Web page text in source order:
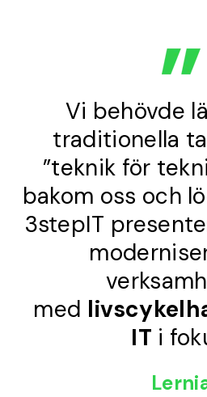
Vi behövde
traditionella
”teknik för
bakom oss och
3stepIT
med
IT i